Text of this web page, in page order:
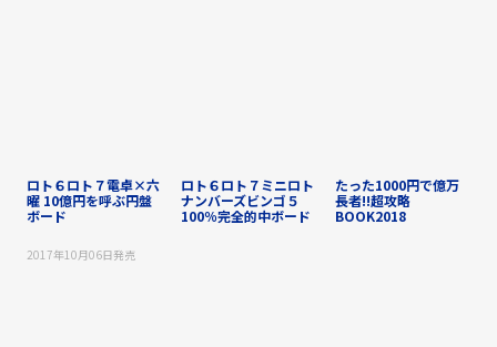
ロト６ロト７電卓×六
曜 10億円を呼ぶ円盤
ボード
ロト６ロト７ミニロト
ナンバーズビンゴ５
100％完全的中ボード
たった1000円で億万
長者!!超攻略
BOOK2018
2017年10月06日発売